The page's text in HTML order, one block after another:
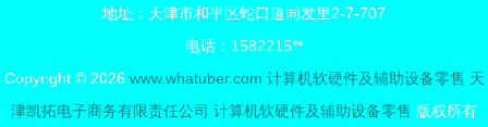
示--构造全
文通过原有
化
地址：天津市和平区蛇口道同发里2-7-707
电话：1582215**
Copyright © 2026 www.whatuber.com 计算机软硬件及辅助设备零售 天
津凯拓电子商务有限责任公司 计算机软硬件及辅助设备零售 版权所有